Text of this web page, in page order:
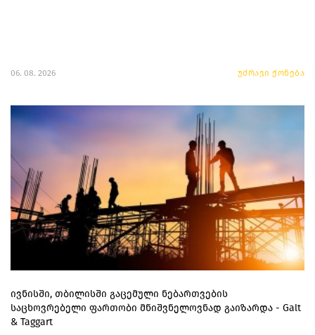
06. 08. 2026 უძრავი ქონება
ივნისში, თბილისში გაცემული ნებართვების
საცხოვრებელი ფართობი მნიშვნელოვნად გაიზარდა - Galt
& Taggart